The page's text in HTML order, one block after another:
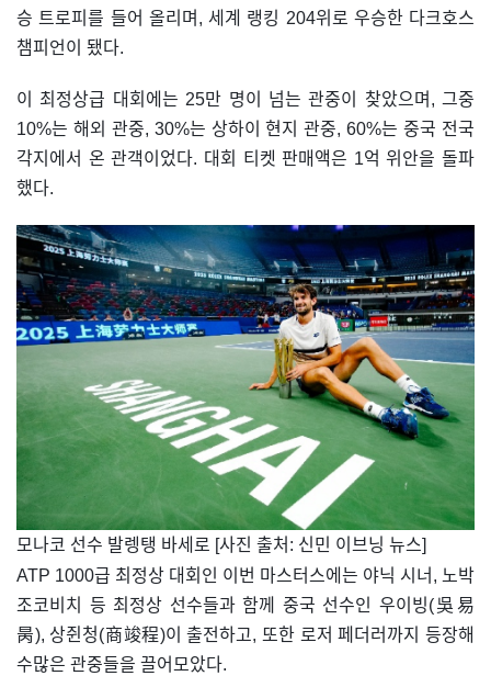
승 트로피를 들어 올리며, 세계 랭킹 204위로 우승한 다크호스
챔피언이 됐다.
이 최정상급 대회에는 25만 명이 넘는 관중이 찾았으며, 그중
10%는 해외 관중, 30%는 상하이 현지 관중, 60%는 중국 전국
각지에서 온 관객이었다. 대회 티켓 판매액은 1억 위안을 돌파
했다.
​모나코 선수 발렝탱 바세로 [사진 출처: 신민 이브닝 뉴스]
ATP 1000급 최정상 대회인 이번 마스터스에는 야닉 시너, 노박
조코비치 등 최정상 선수들과 함께 중국 선수인 우이빙(吳易
昺), 상쥔청(商竣程)이 출전하고, 또한 로저 페더러까지 등장해
수많은 관중들을 끌어모았다.